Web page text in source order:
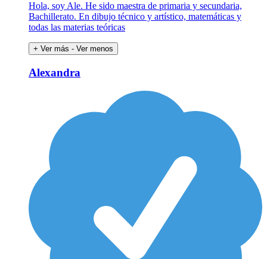
Hola, soy Ale. He sido maestra de primaria y secundaria,
Bachillerato. En dibujo técnico y artístico, matemáticas y
todas las materias teóricas
+ Ver más - Ver menos
Alexandra